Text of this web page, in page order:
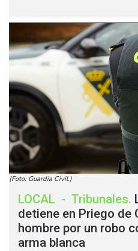
(Foto: Guardia Civil.)
LOCAL - Tribunales.
detiene en Priego de
hombre por un robo
arma blanca